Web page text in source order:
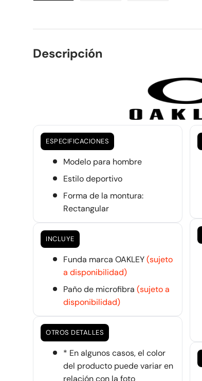
Descripción
ESPECIFICACIONES
Modelo para hombre
Estilo deportivo
Forma de la montura:
Rectangular
INCLUYE
Funda marca OAKLEY(sujeto
a disponibilidad)
Paño de microfibra (sujeto a
disponibilidad)
OTROS DETALLES
* En algunos casos, el color
del producto puede variar en
relación con la foto